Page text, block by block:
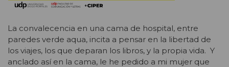
La convalecencia en una cama de hospital, entre
paredes verde aqua, incita a pensar en la libertad de
los viajes, los que deparan los libros, y la propia vida. Y
anclado así en la cama, le he pedido a mi mujer que